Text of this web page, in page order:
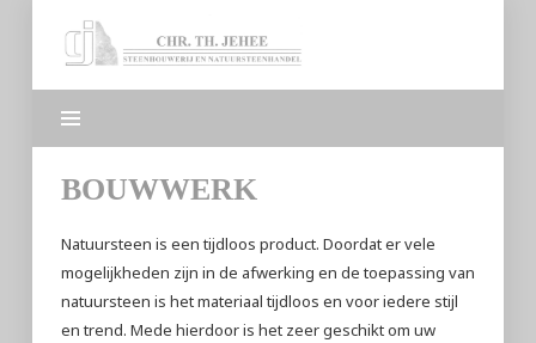
Chr.Th.
Jehee
Steenhouwerij
en
Natuursteenhandel
BOUWWERK
Natuursteen is een tijdloos product. Doordat er vele
mogelijkheden zijn in de afwerking en de toepassing van
natuursteen is het materiaal tijdloos en voor iedere stijl
en trend. Mede hierdoor is het zeer geschikt om uw